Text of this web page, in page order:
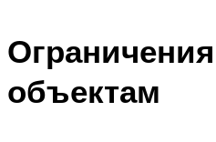
объектам